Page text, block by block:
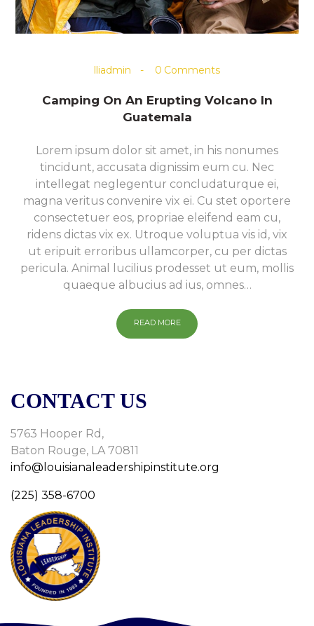
lliadmin 0 Comments
Camping On An Erupting Volcano In
Guatemala
Lorem ipsum dolor sit amet, in his nonumes
tincidunt, accusata dignissim eum cu. Nec
intellegat neglegentur concludaturque ei,
magna veritus convenire vix ei. Cu stet oportere
consectetuer eos, propriae eleifend eam cu,
ridens dictas vix ex. Utroque voluptua vis id, vix
ut eripuit erroribus ullamcorper, cu per dictas
pericula. Animal lucilius prodesset ut eum, mollis
quaeque albucius ad ius, omnes…
READ MORE
CONTACT US
5763 Hooper Rd,
Baton Rouge, LA 70811
info@louisianaleadershipinstitute.org
(225) 358-6700